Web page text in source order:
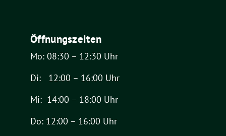
Öffnungszeiten
Mo: 08:30 – 12:30 Uhr
Di: 12:00 – 16:00 Uhr
Mi: 14:00 – 18:00 Uhr
Do: 12:00 – 16:00 Uhr